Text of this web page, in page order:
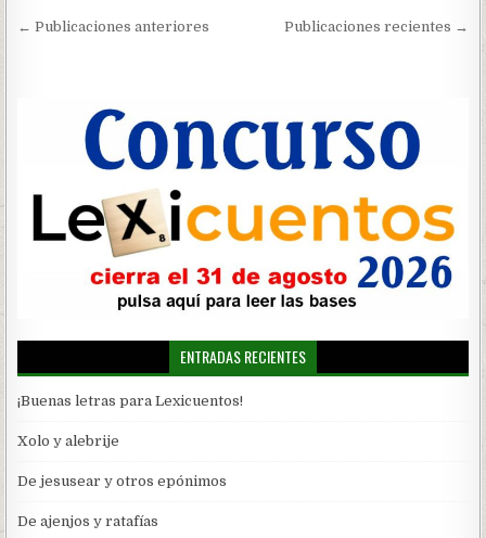
Navegación
← Publicaciones anteriores Publicaciones recientes →
ENTRADAS RECIENTES
¡Buenas letras para Lexicuentos!
Xolo y alebrije
De jesusear y otros epónimos
De ajenjos y ratafías